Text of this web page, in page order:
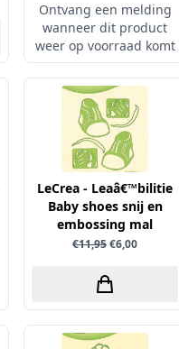
Ontvang een melding
wanneer dit product
weer op voorraad komt
LeCrea - Leaâ€™bilitie
Baby shoes snij en
embossing mal
€11,95€6,00